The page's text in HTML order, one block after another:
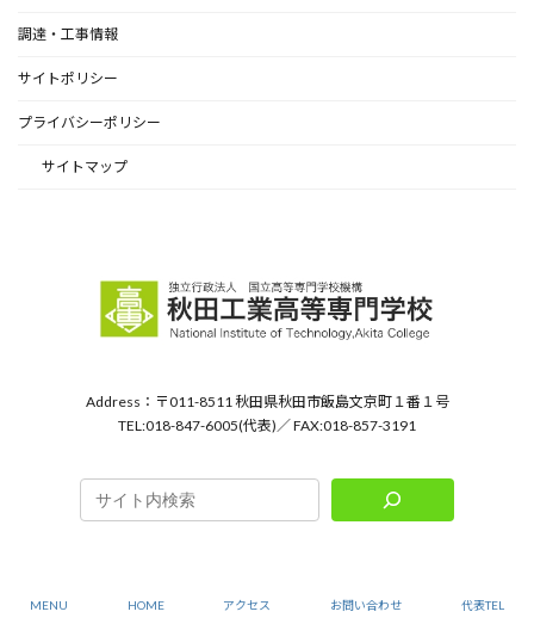
調達・工事情報
サイトポリシー
プライバシーポリシー
サイトマップ
Address：〒011-8511 秋田県秋田市飯島文京町１番１号
TEL:018-847-6005(代表)／ FAX:018-857-3191
Copyright © 秋田工業高等専門学校 All Rights Reserved.
MENU HOME アクセス お問い合わせ 代表TEL